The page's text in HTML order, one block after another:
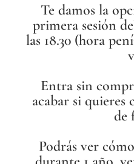
Te damos la
primera sesión
las 18.30 (hora
Entra sin
acabar si quieres
de
Podrás ver